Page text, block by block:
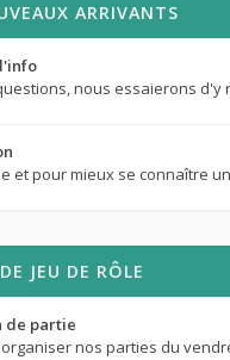
ARRIVANTS
nous essaierons d'y
et pour mieux se connaître
JEU DE RÔLE
de partie
nos parties du